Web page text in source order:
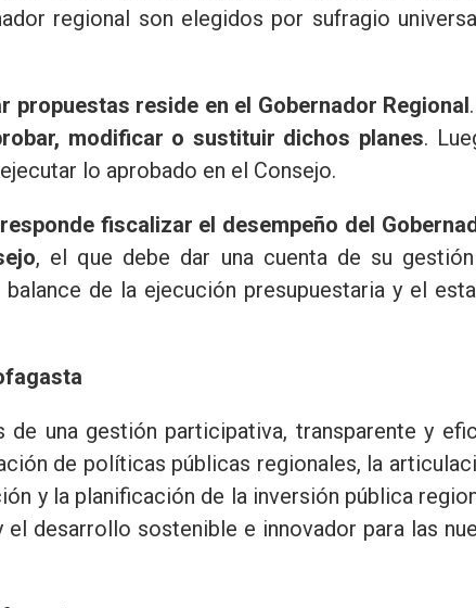
regional son elegidos por sufragio
propuestas reside en el Gobernador Regional
modificar o sustituir dichos planes.
lo aprobado en el Consejo.
fiscalizar el desempeño del
, el que debe dar una cuenta de su
de la ejecución presupuestaria y el
una gestión participativa, transparente y
de políticas públicas regionales, la
y la planificación de la inversión pública
desarrollo sostenible e innovador para las